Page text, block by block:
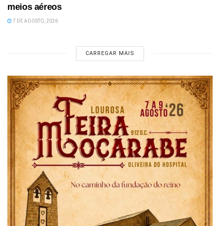
meios aéreos
7 DE AGOSTO, 2026
CARREGAR MAIS